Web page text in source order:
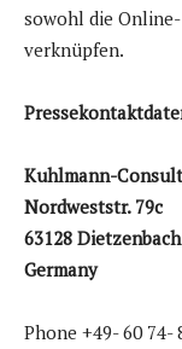
sowohl die
verknüpfen.
Kuhlmann-
Nordweststr. 79c
63128 Dietzenbach
Germany
Phone +49- 60 74-